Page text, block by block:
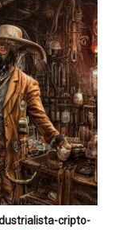
cripto-